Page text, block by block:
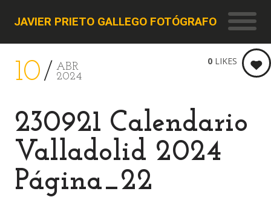
JAVIER PRIETO GALLEGO FOTÓGRAFO
10
ABR
2024
230921 Calendario
Valladolid 2024
Página_22
0 LIKES